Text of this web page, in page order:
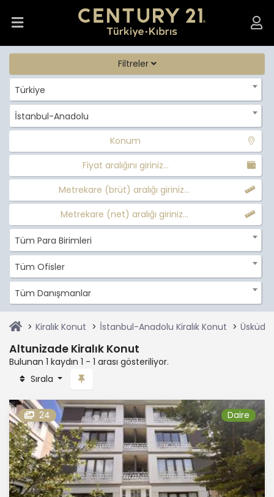
Filtreler
Türkiye
İstanbul-Anadolu
Konum
Fiyat aralığını giriniz...
Metrekare (brüt) aralığı giriniz...
Metrekare (net) aralığı giriniz...
Tüm Para Birimleri
Tüm Ofisler
Tüm Danışmanlar
Kiralık Konut İstanbul-Anadolu Kiralık Konut
Altunizade Kiralık Konut
Bulunan 1 kaydın 1 - 1 arası gösteriliyor.
Sırala
24 Daire